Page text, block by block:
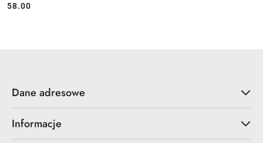
Cena:
58.00
Dane adresowe
Informacje